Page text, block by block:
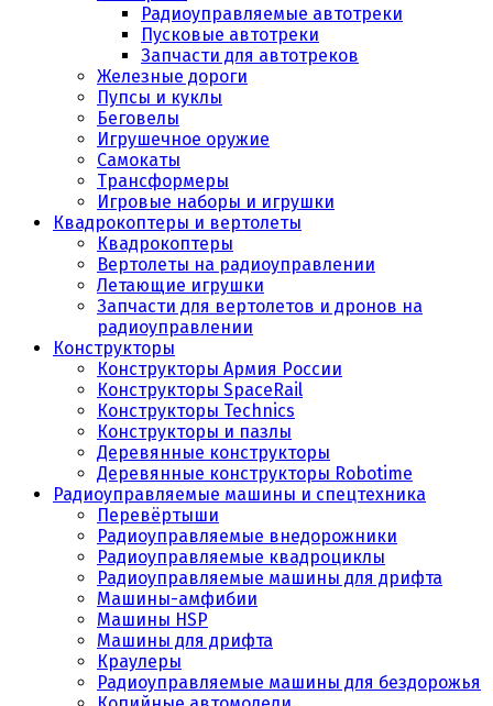
Радиоуправляемые автотреки
Пусковые автотреки
Запчасти для автотреков
Железные дороги
Пупсы и куклы
Беговелы
Игрушечное оружие
Самокаты
Трансформеры
Игровые наборы и игрушки
Квадрокоптеры и вертолеты
Квадрокоптеры
Вертолеты на радиоуправлении
Летающие игрушки
Запчасти для вертолетов и дронов на
радиоуправлении
Конструкторы
Конструкторы Армия России
Конструкторы SpaceRail
Конструкторы Technics
Конструкторы и пазлы
Деревянные конструкторы
Деревянные конструкторы Robotime
Радиоуправляемые машины и спецтехника
Перевёртыши
Радиоуправляемые внедорожники
Радиоуправляемые квадроциклы
Радиоуправляемые машины для дрифта
Машины-амфибии
Машины HSP
Машины для дрифта
Краулеры
Радиоуправляемые машины для бездорожья